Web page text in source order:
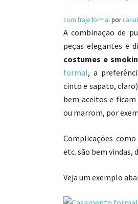
com traje formal por
A combinação de
peças elegantes e
costumes e
formal, a
cinto e sapato,
bem aceitos e
ou marrom, por
Complicações
etc. são bem vindas,
Veja um exemplo